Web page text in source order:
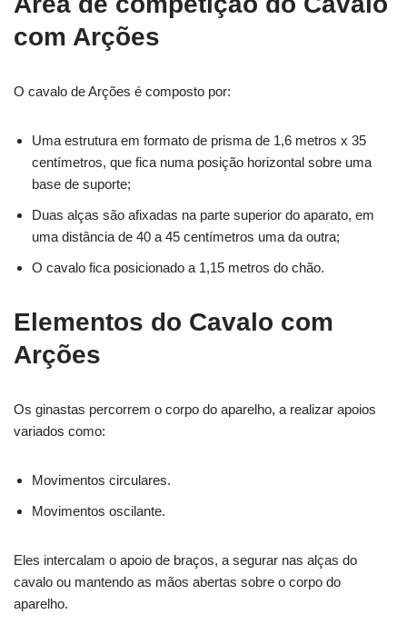
com Arções
O cavalo de Arções é composto por:
Uma estrutura em formato de prisma de 1,6 metros x 35
centímetros, que fica numa posição horizontal sobre uma
base de suporte;
Duas alças são afixadas na parte superior do aparato, em
uma distância de 40 a 45 centímetros uma da outra;
O cavalo fica posicionado a 1,15 metros do chão.
Elementos do Cavalo com
Arções
Os ginastas percorrem o corpo do aparelho, a realizar apoios
variados como:
Movimentos circulares.
Movimentos oscilante.
Eles intercalam o apoio de braços, a segurar nas alças do
cavalo ou mantendo as mãos abertas sobre o corpo do
aparelho.